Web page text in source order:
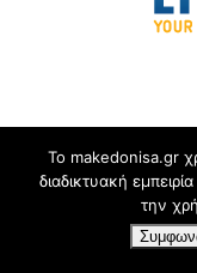
Το makedonisa.gr
διαδικτυακή
την